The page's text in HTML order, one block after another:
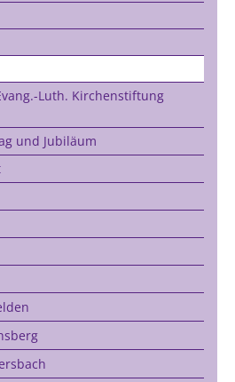
Luth. Kirchenstiftung
und Jubiläum